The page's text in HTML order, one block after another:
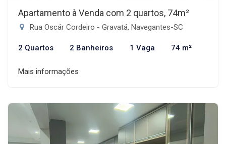
Apartamento à Venda com 2 quartos, 74m²
Rua Oscár Cordeiro - Gravatá, Navegantes-SC
2 Quartos 2 Banheiros 1 Vaga 74 m²
Mais informações